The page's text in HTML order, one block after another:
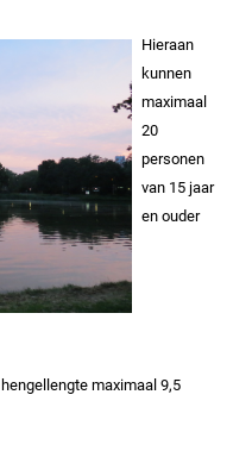
Hieraan
kunnen
maximaal
20
personen
van 15 jaar
en ouder
maximaal 9,5